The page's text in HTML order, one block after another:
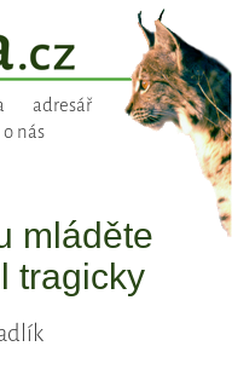
adresář
o nás
mláděte
tragicky